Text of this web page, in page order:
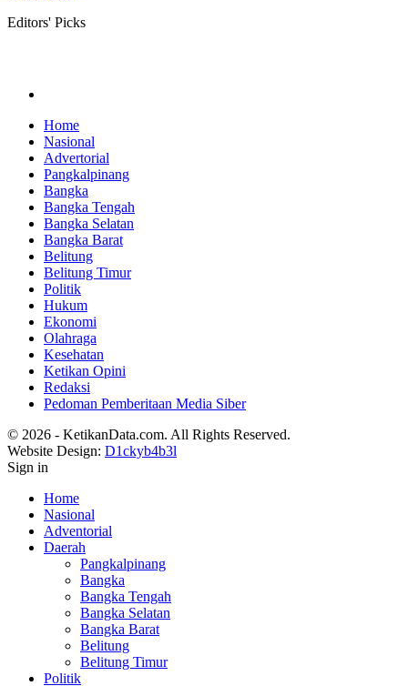
Editors' Picks
Home
Nasional
Advertorial
Pangkalpinang
Bangka
Bangka Tengah
Bangka Selatan
Bangka Barat
Belitung
Belitung Timur
Politik
Hukum
Ekonomi
Olahraga
Kesehatan
Ketikan Opini
Redaksi
Pedoman Pemberitaan Media Siber
© 2026 - KetikanData.com. All Rights Reserved.
Website Design: D1ckyb4b3l
Sign in
Home
Nasional
Adventorial
Daerah
Pangkalpinang
Bangka
Bangka Tengah
Bangka Selatan
Bangka Barat
Belitung
Belitung Timur
Politik